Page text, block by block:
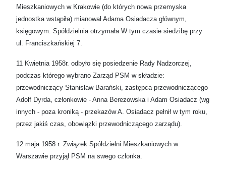
Mieszkaniowych w Krakowie (do których nowa przemyska
jednostka wstąpiła) mianował Adama Osiadacza głównym,
księgowym. Spółdzielnia otrzymała W tym czasie siedzibę przy
ul. Franciszkańskiej 7.
11 Kwietnia 1958r. odbyło się posiedzenie Rady Nadzorczej,
podczas którego wybrano Zarząd PSM w składzie:
przewodniczący Stanisław Barański, zastępca przewodniczącego
Adolf Dyrda, członkowie - Anna Berezowska i Adam Osiadacz (wg
innych - poza kroniką - przekazów A. Osiadacz pełnił w tym roku,
przez jakiś czas, obowiązki przewodniczącego zarządu).
12 maja 1958 r. Związek Spółdzielni Mieszkaniowych w
Warszawie przyjął PSM na swego członka.